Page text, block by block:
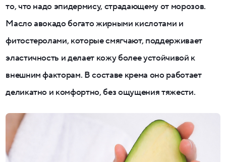
то, что надо эпидермису, страдающему от морозов.
Масло авокадо богато жирными кислотами и
фитостеролами, которые смягчают, поддерживает
эластичность и делает кожу более устойчивой к
внешним факторам. В составе крема оно работает
деликатно и комфортно, без ощущения тяжести.